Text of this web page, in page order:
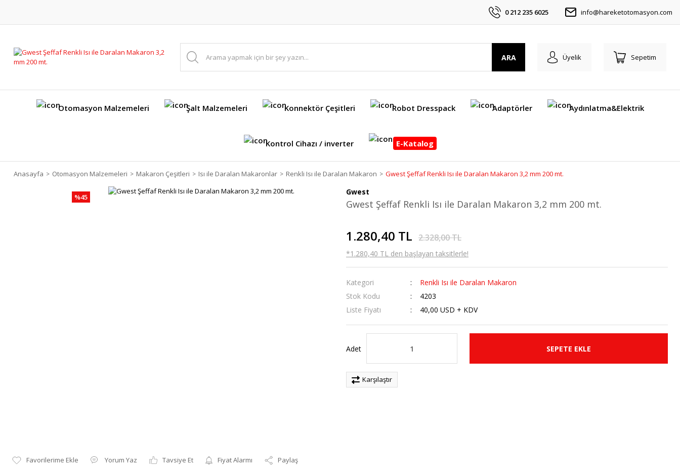
0 212 235 6025 info@hareketotomasyon.com
ARA Üyelik Sepetim
Otomasyon Malzemeleri Şalt Malzemeleri Konnektör Çeşitleri Robot Dresspack Adaptörler Aydınlatma&Elektrik
Kontrol Cihazı / inverter E-Katalog
Anasayfa Otomasyon Malzemeleri Makaron Çeşitleri Isı ile Daralan Makaronlar Renkli Isı ile Daralan Makaron Gwest Şeffaf Renkli Isı ile Daralan Makaron 3,2 mm 200 mt.
%45
Yorum Yaz Tavsiye Et Fiyat Alarmı Paylaş
Gwest
Gwest Şeffaf Renkli Isı ile Daralan Makaron 3,2 mm 200 mt.
1.280,40 TL 2.328,00 TL
*1.280,40 TL den başlayan taksitlerle!
Kategori
Renkli Isı ile Daralan Makaron
Stok Kodu
4203
Liste Fiyatı
40,00 USD + KDV
Adet SEPETE EKLE
Karşılaştır